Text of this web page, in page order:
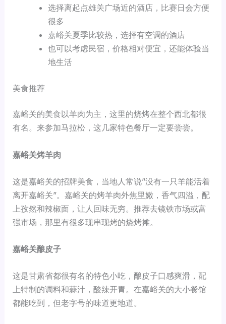
选择离起点雄关广场近的酒店，比赛日会方便
很多
嘉峪关夏季比较热，选择有空调的酒店
也可以考虑民宿，价格相对便宜，还能体验当
地生活
美食推荐
嘉峪关的美食以羊肉为主，这里的烧烤在整个西北都很
有名。来参加马拉松，这几家特色餐厅一定要尝尝。
嘉峪关烤羊肉
这是嘉峪关的招牌美食，当地人常说”没有一只羊能活着
离开嘉峪关”。嘉峪关的烤羊肉外焦里嫩，香气四溢，配
上孜然和辣椒面，让人回味无穷。推荐去镜铁市场或富
强市场，那里有很多现串现烤的烧烤摊。
嘉峪关酿皮子
这是甘肃省都很有名的特色小吃，酿皮子口感爽滑，配
上特制的调料和蒜汁，酸辣开胃。在嘉峪关的大小餐馆
都能吃到，但老字号的味道更地道。